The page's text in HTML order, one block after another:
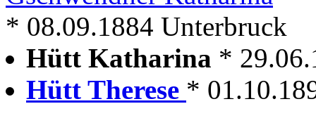
* 08.09.1884 Unterbruck
Hütt Katharina *
Hütt Therese *